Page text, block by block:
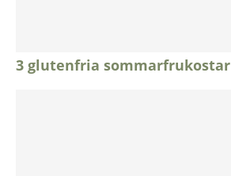
3 glutenfria sommarfrukostar